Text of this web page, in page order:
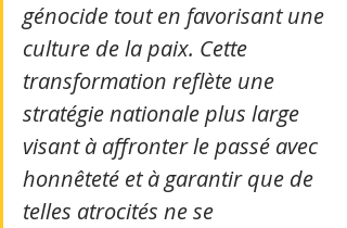
génocide tout en favorisant une
culture de la paix. Cette
transformation reflète une
stratégie nationale plus large
visant à affronter le passé avec
honnêteté et à garantir que de
telles atrocités ne se